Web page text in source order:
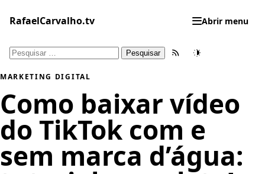
para
conteúdo
RafaelCarvalho.tv Abrir menu
Pesquisar
Feed RSSTema
MARKETING DIGITAL
Como baixar vídeo
do TikTok com e
sem marca d’água: